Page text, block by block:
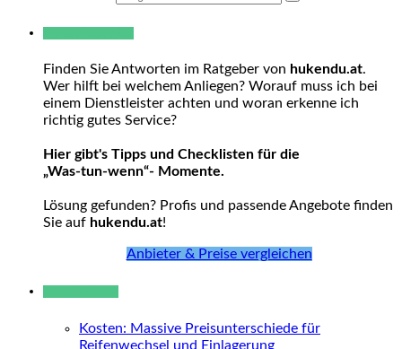
Finden Sie Antworten im Ratgeber von hukendu.at.
Wer hilft bei welchem Anliegen? Worauf muss ich bei
einem Dienstleister achten und woran erkenne ich
richtig gutes Service?
Hier gibt's Tipps und Checklisten für die
„Was-tun-wenn“- Momente.
Lösung gefunden? Profis und passende Angebote finden
Sie auf hukendu.at!
Anbieter & Preise vergleichen
Kosten: Massive Preisunterschiede für
Reifenwechsel und Einlagerung